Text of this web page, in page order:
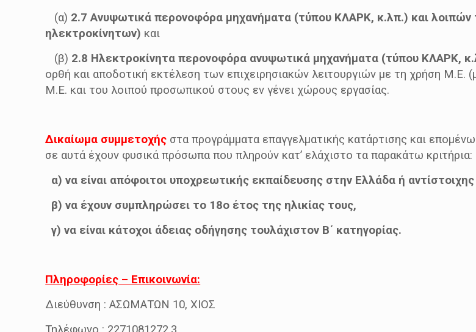
(α) 2.7 Ανυψωτικά περονοφόρα μηχανήματα (τύπου ΚΛΑΡΚ, κ.λπ.) και
ηλεκτροκίνητων) και
(β) 2.8 Ηλεκτροκίνητα περονοφόρα ανυψωτικά μηχανήματα (τύπου ΚΛΑΡΚ,
ορθή και αποδοτική εκτέλεση των επιχειρησιακών λειτουργιών με τη χρήση Μ.Ε.
Μ.Ε. και του λοιπού προσωπικού στους εν γένει χώρους εργασίας.
Δικαίωμα συμμετοχής στα προγράμματα επαγγελματικής κατάρτισης και
σε αυτά έχουν φυσικά πρόσωπα που πληρούν κατ’ ελάχιστο τα παρακάτω κριτήρια:
α) να είναι απόφοιτοι υποχρεωτικής εκπαίδευσης στην Ελλάδα ή
β) να έχουν συμπληρώσει το 18ο έτος της ηλικίας τους,
γ) να είναι κάτοχοι άδειας οδήγησης τουλάχιστον Β΄ κατηγορίας.
Πληροφορίες – Επικοινωνία:
Διεύθυνση : ΑΣΩΜΑΤΩΝ 10, ΧΙΟΣ